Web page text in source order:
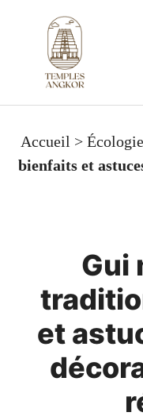
contenu
Accueil > Écologie
bienfaits et
Gui
et